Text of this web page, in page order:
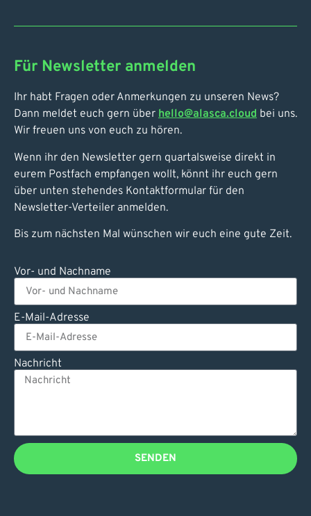
Für Newsletter anmelden
Ihr habt Fragen oder Anmerkungen zu unseren News?
Dann meldet euch gern über hello@alasca.cloud bei uns.
Wir freuen uns von euch zu hören.
Wenn ihr den Newsletter gern quartalsweise direkt in
eurem Postfach empfangen wollt, könnt ihr euch gern
über unten stehendes Kontaktformular für den
Newsletter-Verteiler anmelden.
Bis zum nächsten Mal wünschen wir euch eine gute Zeit.
Vor- und Nachname
E-Mail-Adresse
Nachricht
SENDEN